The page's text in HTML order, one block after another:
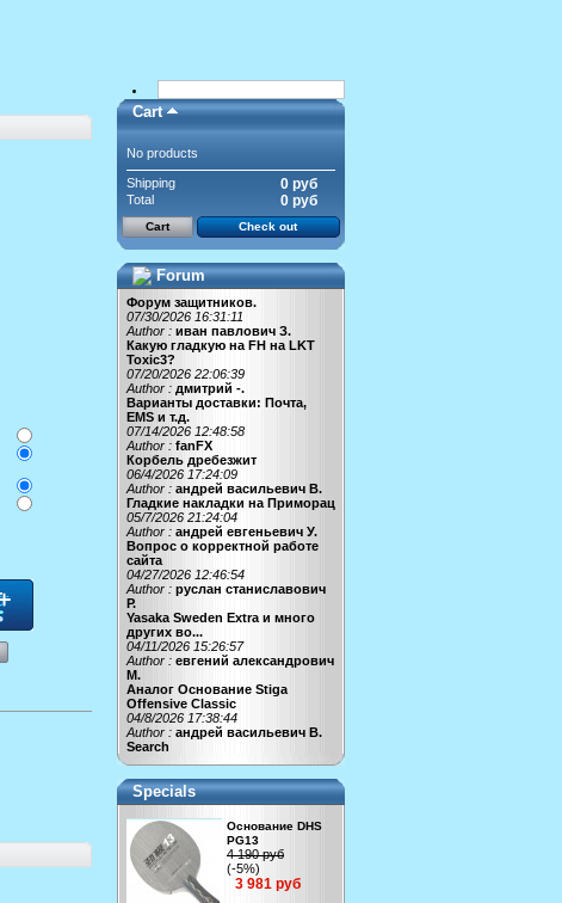
Cart
No products
Shipping 0 руб
Total 0 руб
Cart Check out
Forum
Форум защитников.
07/30/2026 16:31:11
Author : иван павлович З.
Какую гладкую на FH на LKT
Toxic3?
07/20/2026 22:06:39
Author : дмитрий -.
Варианты доставки: Почта,
EMS и т.д.
07/14/2026 12:48:58
Author : fanFX
Корбель дребезжит
06/4/2026 17:24:09
Author : андрей васильевич В.
Гладкие накладки на Приморац
05/7/2026 21:24:04
Author : андрей евгеньевич У.
Вопрос о корректной работе
сайта
04/27/2026 12:46:54
Author : руслан станиславович
Р.
Yasaka Sweden Extra и много
других во...
04/11/2026 15:26:57
Author : евгений александрович
М.
Аналог Основание Stiga
Offensive Classic
04/8/2026 17:38:44
Author : андрей васильевич В.
Search
Specials
Основание DHS
PG13
4 190 руб
(-5%)
3 981 руб